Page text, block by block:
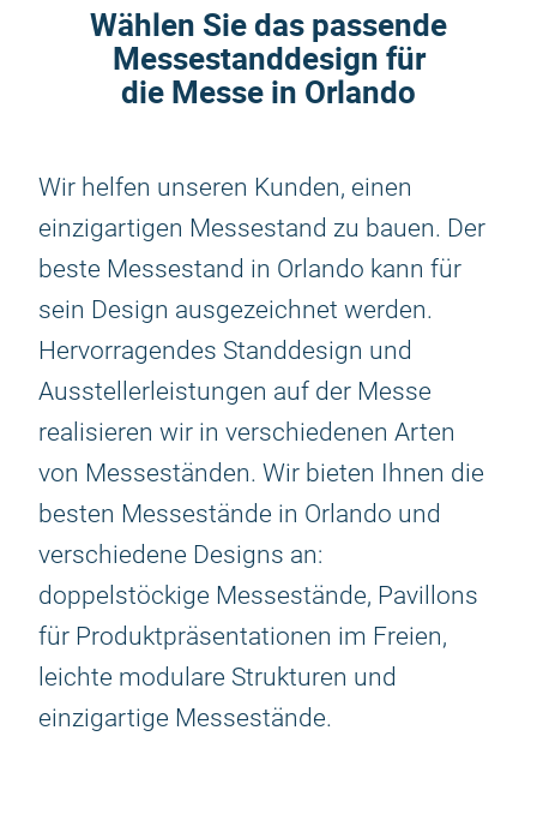
Wählen Sie das passende
Messestanddesign für
die Messe in Orlando
Wir helfen unseren Kunden, einen
einzigartigen Messestand zu bauen. Der
beste Messestand in Orlando kann für
sein Design ausgezeichnet werden.
Hervorragendes Standdesign und
Ausstellerleistungen auf der Messe
realisieren wir in verschiedenen Arten
von Messeständen. Wir bieten Ihnen die
besten Messestände in Orlando und
verschiedene Designs an:
doppelstöckige Messestände, Pavillons
für Produktpräsentationen im Freien,
leichte modulare Strukturen und
einzigartige Messestände.